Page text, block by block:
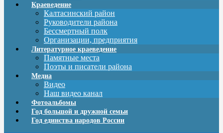
Краеведение
Калтасинский район
Руководители района
Бессмертный полк
Организации, предприятия
Литературное краеведение
Памятные места
Поэты и писатели района
Медиа
Видео
Наш видео канал
Фотоальбомы
Год большой и дружной семьи
Год единства народов России